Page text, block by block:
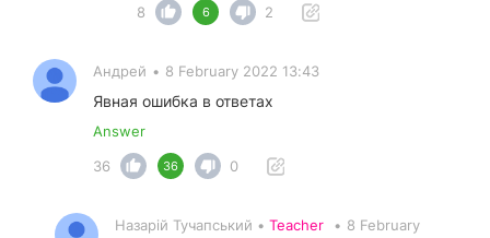
8
6 2
Андрей • 8 February 2022 13:43
Явная ошибка в ответах
Answer
36
36 0
Назарій Тучапський • Teacher • 8 February